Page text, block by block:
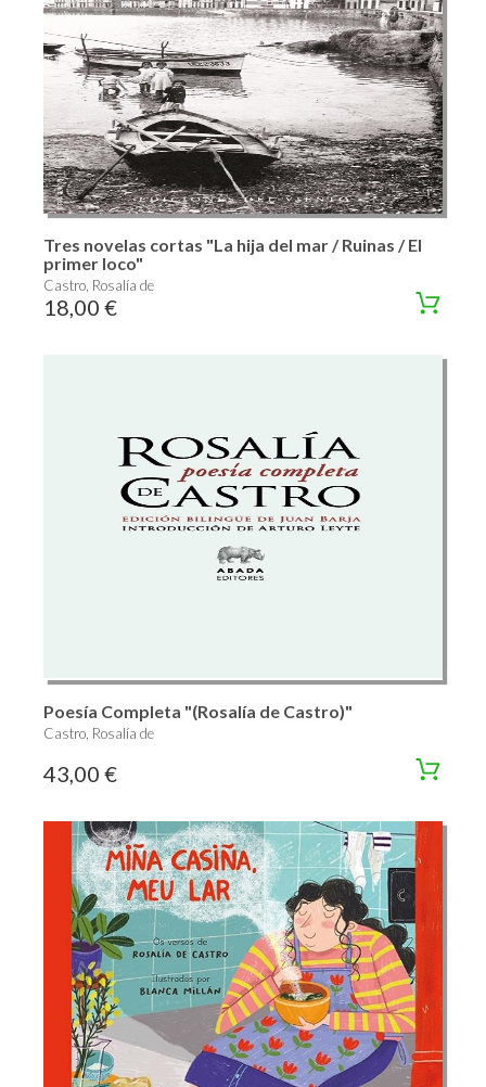
Tres novelas cortas "La hija del mar / Ruinas / El
primer loco"
Castro, Rosalía de
18,00 €
Poesía Completa "(Rosalía de Castro)"
Castro, Rosalía de
43,00 €